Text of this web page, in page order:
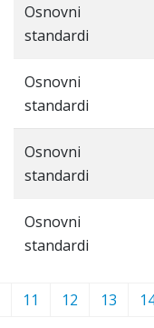
Osnovni
standardi
Osnovni
standardi
Osnovni
standardi
Osnovni
standardi
11 12 13